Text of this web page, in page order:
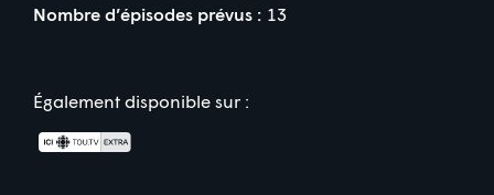
Nombre d’épisodes prévus : 13
Également disponible sur :